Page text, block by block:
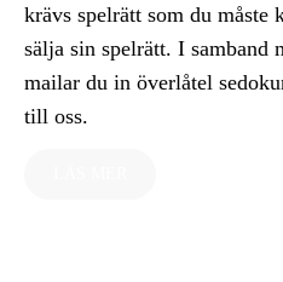
krävs spelrätt som du måste
sälja sin spelrätt. I samband
mailar du in överlåtel
till oss.